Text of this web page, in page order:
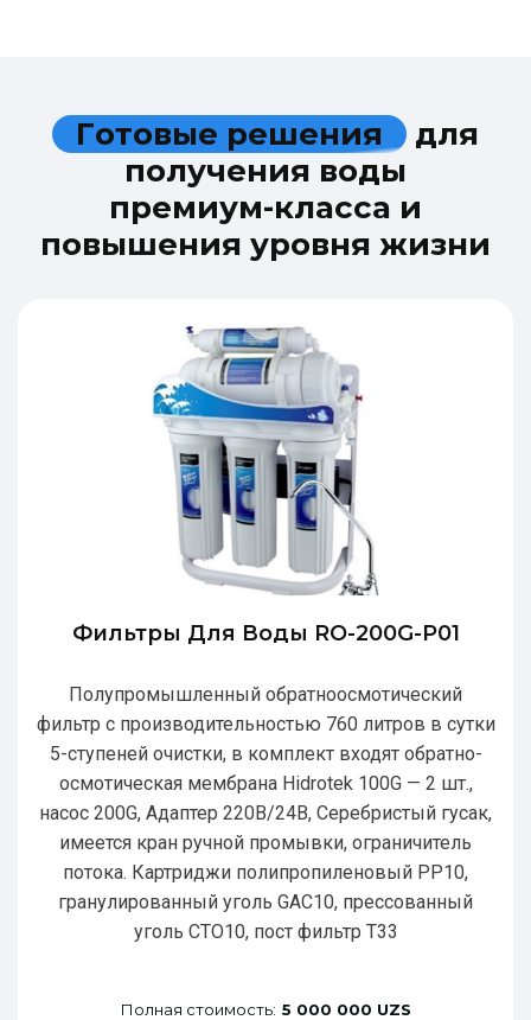
Готовые решения для
получения воды
премиум-класса и
повышения уровня жизни
Фильтры Для Воды RO-200G-P01
Полупромышленный обратноосмотический
фильтр с производительностью 760 литров в сутки
5-ступеней очистки, в комплект входят обратно-
осмотическая мембрана Hidrotek 100G — 2 шт.,
насос 200G, Адаптер 220В/24В, Серебристый гусак,
имеется кран ручной промывки, ограничитель
потока. Картриджи полипропиленовый РР10,
гранулированный уголь GAC10, прессованный
уголь CTO10, пост фильтр T33
Полная стоимость: 5 000 000 UZS